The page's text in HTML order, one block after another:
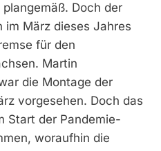
Doch der
im März dieses Jahres
für den
Martin
die Montage der
vorgesehen. Doch das
Start der Pandemie-
woraufhin die